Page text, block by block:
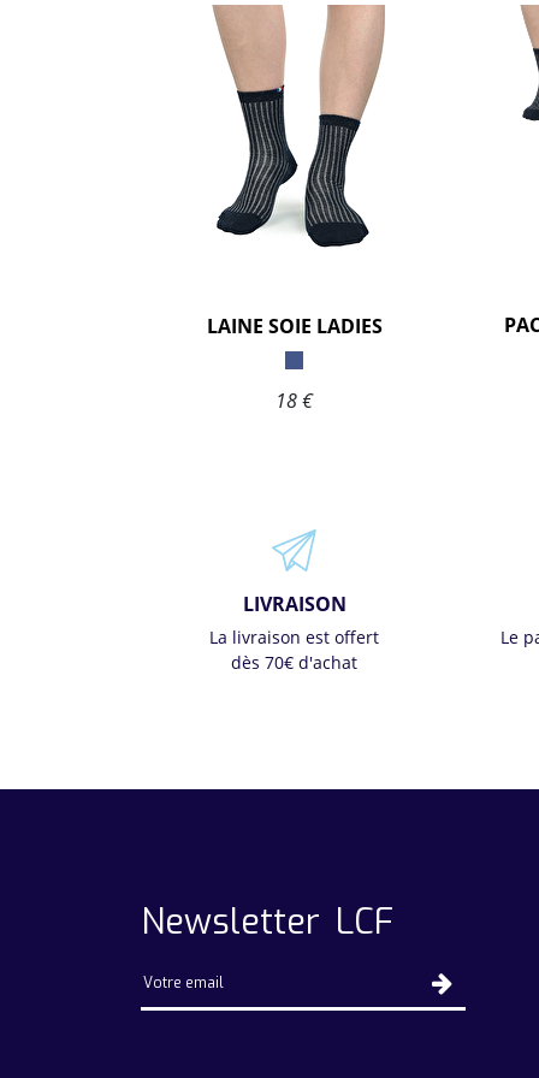
LAINE SOIE LADIES
18 €
LIVRAISON
La livraison est offert
dès 70€ d'achat
Le
Newsletter LCF